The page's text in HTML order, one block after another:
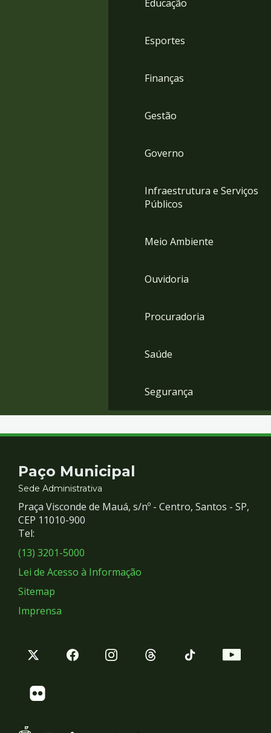
Educação
Esportes
Finanças
Gestão
Governo
Infraestrutura e Serviços
Públicos
Meio Ambiente
Ouvidoria
Procuradoria
Saúde
Segurança
Contato
e
Redes
Sociais
Paço Municipal
Sede Administrativa
Praça Visconde de Mauá, s/nº - Centro, Santos - SP,
CEP 11010-900
Tel:
(13) 3201-5000
Lei de Acesso à Informação
Sitemap
Imprensa